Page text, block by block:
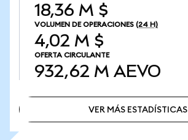
18,36 M $
VOLUMEN DE OPERACIONES (24 H)
4,02 M $
OFERTA CIRCULANTE
932,62 M AEVO
VER MÁS ESTADÍSTICAS